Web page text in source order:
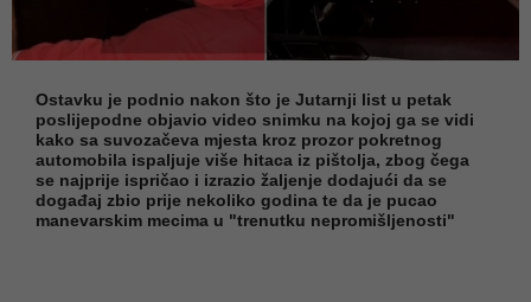
Ostavku je podnio nakon što je Jutarnji list u petak
poslijepodne objavio video snimku na kojoj ga se vidi
kako sa suvozačeva mjesta kroz prozor pokretnog
automobila ispaljuje više hitaca iz pištolja, zbog čega
se najprije ispričao i izrazio žaljenje dodajući da se
događaj zbio prije nekoliko godina te da je pucao
manevarskim mecima u "trenutku nepromišljenosti"